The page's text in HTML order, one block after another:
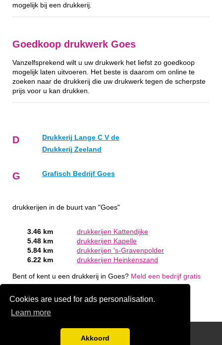
Cookies are used for ads personalisation.
Learn more
Akkoord
mogelijk bij een drukkerij.
Goedkoop drukwerk Goes
Vanzelfsprekend wilt u uw drukwerk het liefst zo goedkoop
mogelijk laten uitvoeren. Het beste is daarom om online te
zoeken naar de drukkerij die uw drukwerk tegen de scherpste
prijs voor u kan drukken.
D
Drukkerij Lange C V de
Drukkerij Zeeland
G Grafisch Bedrijf Goes
drukkerijen in de buurt van "Goes"
3.46 km
drukkerijen Kattendijke
5.48 km
drukkerijen Kapelle
5.84 km
drukkerijen 's-Gravenpolder
6.22 km
drukkerijen Heinkenszand
Bent of kent u een drukkerij in Goes? Meld een bedrijf gratis
aan